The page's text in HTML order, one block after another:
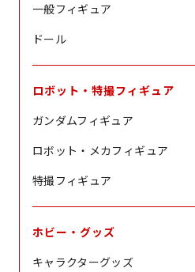
一般フィギュア
ドール
ロボット・特撮フィギュア
ガンダムフィギュア
ロボット・メカフィギュア
特撮フィギュア
ホビー・グッズ
キャラクターグッズ